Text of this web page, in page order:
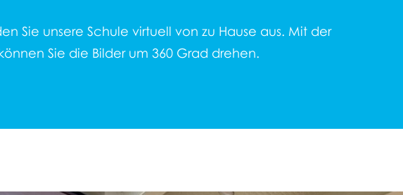
Sie unsere Schule virtuell von zu Hause aus. Mit der
Sie die Bilder um 360 Grad drehen.